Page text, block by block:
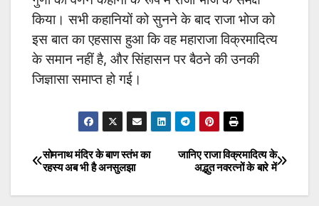
किया। सभी कहानियों को सुनने के बाद राजा भोज को
इस बात का एहसास हुआ कि वह महाराजा विक्रमादित्य
के समान नहीं है, और सिंहासन पर बैठने की उनकी
जिज्ञासा समाप्त हो गई।
Post
navigation
जानिए राजा विक्रमादित्य के
अद्भुत नवरत्नों के बारे में
सोमनाथ मंदिर के बाण स्तंभ का
रहस्य अब भी है अनसुलझा